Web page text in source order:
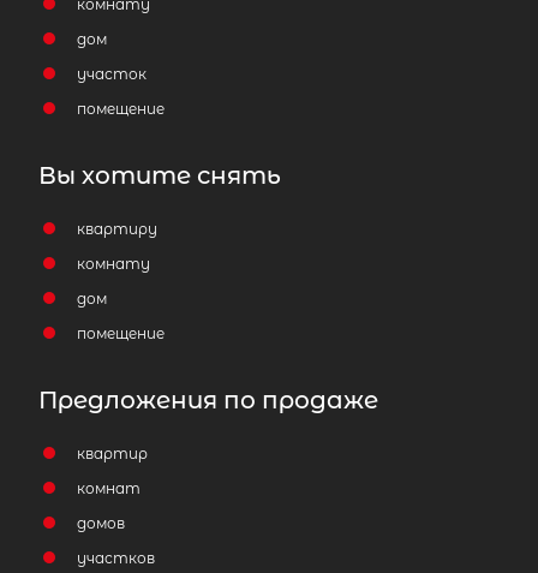
комнату
дом
участок
помещение
Вы хотите снять
квартиру
комнату
дом
помещение
Предложения по продаже
квартир
комнат
домов
участков